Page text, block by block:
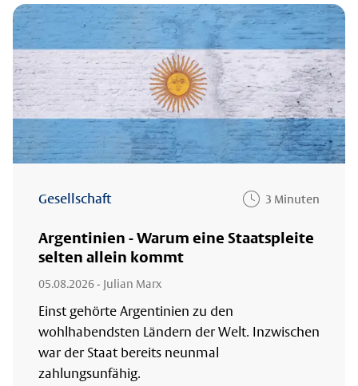
Gesellschaft 3 Minuten
Argentinien - Warum eine Staatspleite
selten allein kommt
05.08.2026- Julian Marx
Einst gehörte Argentinien zu den
wohlhabendsten Ländern der Welt. Inzwischen
war der Staat bereits neunmal
zahlungsunfähig.